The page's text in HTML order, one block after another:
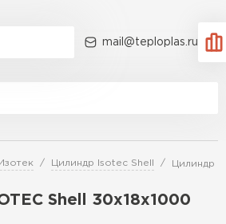
mail@teploplas.ru
Цилиндр Isotec Shell Цилиндр
Shell 30х18х1000
Ветонит
Технониколь
Rockwool